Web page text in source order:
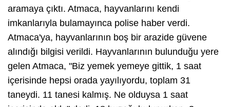
aramaya çıktı. Atmaca, hayvanlarını kendi
imkanlarıyla bulamayınca polise haber verdi.
Atmaca'ya, hayvanlarının boş bir arazide güvene
alındığı bilgisi verildi. Hayvanlarının bulunduğu yere
gelen Atmaca, "Biz yemek yemeye gittik, 1 saat
içerisinde hepsi orada yayılıyordu, toplam 31
taneydi. 11 tanesi kalmış. Ne olduysa 1 saat